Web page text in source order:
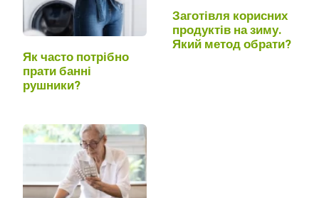
Як часто потрібно
прати банні
рушники?
Заготівля корисних
продуктів на зиму.
Який метод обрати?